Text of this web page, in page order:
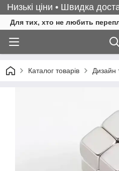
Низькі ціни • Швидка
Для тих, хто не любить
Каталог товарів Дизайн